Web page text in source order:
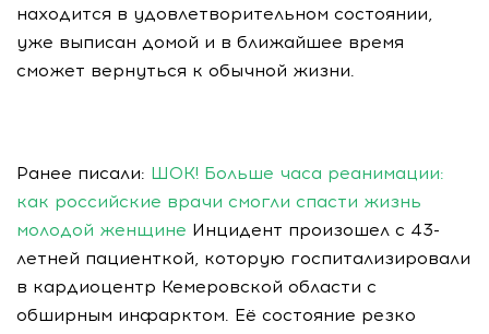
находится в удовлетворительном состоянии,
уже выписан домой и в ближайшее время
сможет вернуться к обычной жизни.
Ранее писали: ШОК! Больше часа реанимации:
как российские врачи смогли спасти жизнь
молодой женщине Инцидент произошел с 43-
летней пациенткой, которую госпитализировали
в кардиоцентр Кемеровской области с
обширным инфарктом. Её состояние резко